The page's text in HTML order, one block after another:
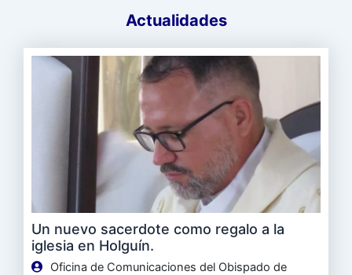
Actualidades
Un nuevo sacerdote como regalo a la
iglesia en Holguín.
Oficina de Comunicaciones del Obispado de